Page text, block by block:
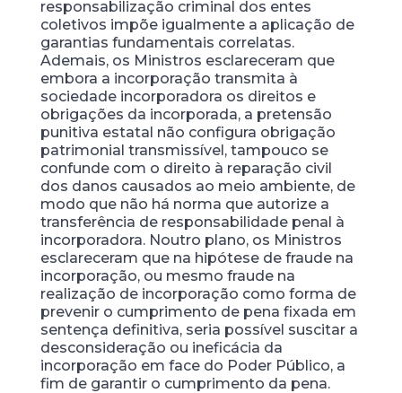
responsabilização criminal dos entes
coletivos impõe igualmente a aplicação de
garantias fundamentais correlatas.
Ademais, os Ministros esclareceram que
embora a incorporação transmita à
sociedade incorporadora os direitos e
obrigações da incorporada, a pretensão
punitiva estatal não configura obrigação
patrimonial transmissível, tampouco se
confunde com o direito à reparação civil
dos danos causados ao meio ambiente, de
modo que não há norma que autorize a
transferência de responsabilidade penal à
incorporadora. Noutro plano, os Ministros
esclareceram que na hipótese de fraude na
incorporação, ou mesmo fraude na
realização de incorporação como forma de
prevenir o cumprimento de pena fixada em
sentença definitiva, seria possível suscitar a
desconsideração ou ineficácia da
incorporação em face do Poder Público, a
fim de garantir o cumprimento da pena.